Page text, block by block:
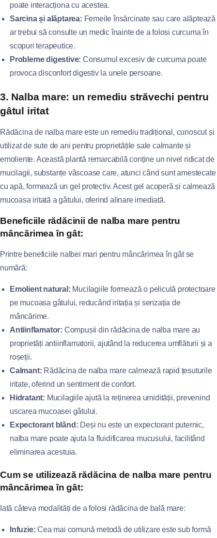
poate interacționa cu acestea.
Sarcina și alăptarea: Femeile însărcinate sau care alăptează
ar trebui să consulte un medic înainte de a folosi curcuma în
scopuri terapeutice.
Probleme digestive: Consumul excesiv de curcuma poate
provoca disconfort digestiv la unele persoane.
3. Nalba mare: un remediu străvechi pentru
gâtul iritat
Rădăcina de nalba mare este un remediu tradițional, cunoscut și
utilizat de sute de ani pentru proprietățile sale calmante și
emoliente. Această plantă remarcabilă conține un nivel ridicat de
mucilagii, substanțe vâscoase care, atunci când sunt amestecate
cu apă, formează un gel protectiv. Acest gel acoperă și calmează
mucoasa iritată a gâtului, oferind alinare imediată.
Beneficiile rădăcinii de nalba mare pentru
mâncărimea în gât:
Printre beneficiile nalbei mari pentru mâncărimea în gât se
numără:
Emolient natural: Mucilagiile formează o peliculă protectoare
pe mucoasa gâtului, reducând iritația și senzația de
mâncărime.
Antiinflamator: Compușii din rădăcina de nalba mare au
proprietăți antiinflamatorii, ajutând la reducerea umflăturii și a
roșeții.
Calmant: Rădăcina de nalba mare calmează rapid țesuturile
iritate, oferind un sentiment de confort.
Hidratant: Mucilagiile ajută la reținerea umidității, prevenind
uscarea mucoasei gâtului.
Expectorant blând: Deși nu este un expectorant puternic,
nalba mare poate ajuta la fluidificarea mucusului, facilitând
eliminarea acestuia.
Cum se utilizează rădăcina de nalba mare pentru
mâncărimea în gât:
Iată câteva modalități de a folosi rădăcina de bală mare:
Infuzie: Cea mai comună metodă de utilizare este sub formă